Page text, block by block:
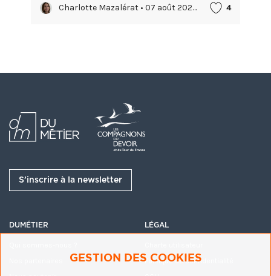
Charlotte Mazalérat • 07 août 2026 4
S’inscrire à la newsletter
DUMÉTIER LÉGAL
Politique de confidentialité
GESTION DES COOKIES